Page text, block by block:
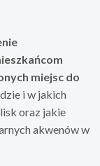
miejsc do
i w jakich
oraz jakie
akwenów w